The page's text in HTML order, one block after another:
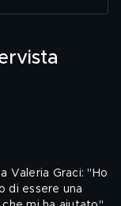
Valeria Graci: "Ho
di essere una